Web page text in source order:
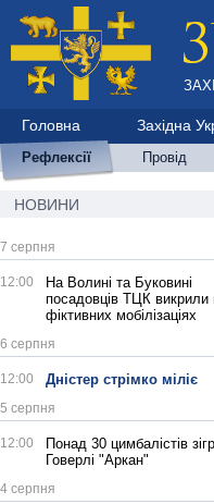
Головна Західна
Рефлексії Провід
НОВИНИ
7 серпня
12:00
На Волині та Буковині
посадовців ТЦК викрили
фіктивних мобілізаціях
6 серпня
12:00 Дністер стрімко міліє
5 серпня
12:00
Понад 30 цимбалістів
Говерлі "Аркан"
4 серпня